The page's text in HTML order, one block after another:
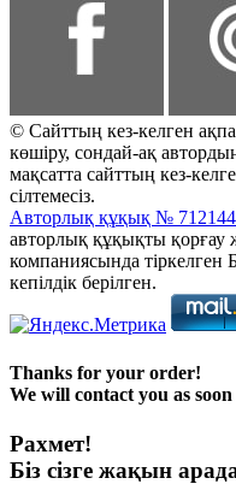
© Сайттың кез-келген
көшіру, сондай-ақ
мақсатта сайттың кез-
сілтемесіз.
Авторлық құқық №
авторлық құқықты қорғау
компаниясында
кепілдік берілген.
Thanks for your order!
We will contact you as soon
Рахмет!
Біз сізге жақын